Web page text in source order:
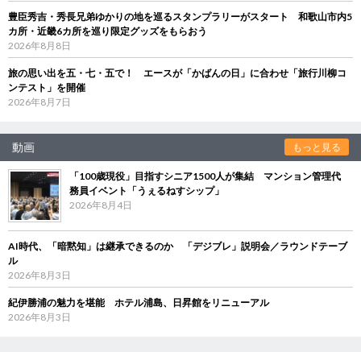
豊臣秀吉・秀長兄弟ゆかりの地を巡るスタンプラリーがスタート 和歌山市内5
カ所・近畿6カ所を巡り限定グッズをもらおう
2026年8月8日
旅の思い出を五・七・五で！ エースが「かばんの日」に合わせ「旅行川柳コ
ンテスト」を開催
2026年8月7日
動画 もっと見る
「100歳現役」目指すシニア1500人が集結 マンション管理代
務員イベント「うぇるねすシップ」
2026年8月4日
AI時代、「暗黙知」は継承できるのか 「デジブレ」説明会／ラウンドテーブ
ル
2026年8月3日
紀伊勝浦の魅力を堪能 ホテル浦島、日昇館をリニューアル
2026年8月3日